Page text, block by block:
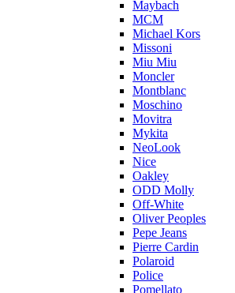
Maybach
MCM
Michael Kors
Missoni
Miu Miu
Moncler
Montblanc
Moschino
Movitra
Mykita
NeoLook
Nice
Oakley
ODD Molly
Off-White
Oliver Peoples
Pepe Jeans
Pierre Cardin
Polaroid
Police
Pomellato